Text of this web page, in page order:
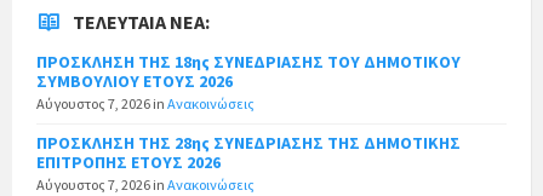
ΤΕΛΕΥΤΑΊΑ ΝΈΑ:
ΠΡΟΣΚΛΗΣΗ ΤΗΣ 18ης ΣΥΝΕΔΡΙΑΣΗΣ ΤΟΥ ΔΗΜΟΤΙΚΟΥ
ΣΥΜΒΟΥΛΙΟΥ ΕΤΟΥΣ 2026
Αύγουστος 7, 2026 in Ανακοινώσεις
ΠΡΟΣΚΛΗΣΗ ΤΗΣ 28ης ΣΥΝΕΔΡΙΑΣΗΣ ΤΗΣ ΔΗΜΟΤΙΚΗΣ
ΕΠΙΤΡΟΠΗΣ ΕΤΟΥΣ 2026
Αύγουστος 7, 2026 in Ανακοινώσεις